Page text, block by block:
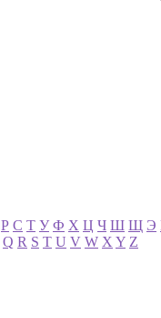
Р С Т У Ф Х Ц Ч Ш Щ Э
Q R S T U V W X Y Z